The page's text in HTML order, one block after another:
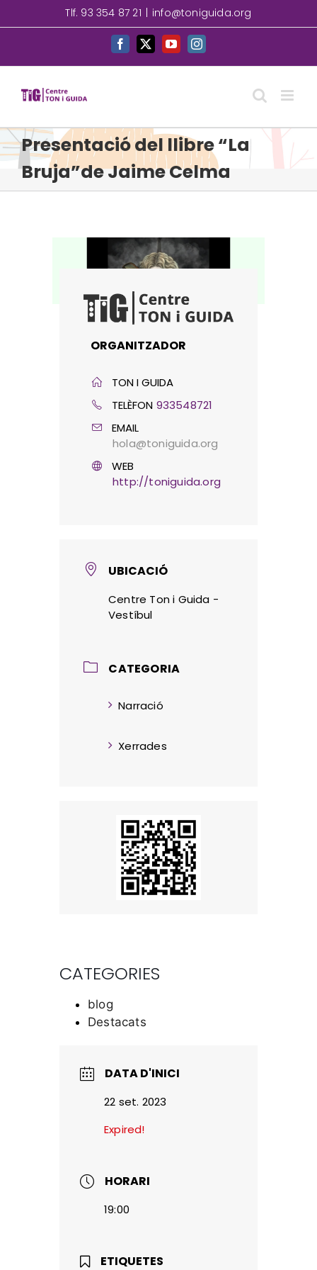
to
Tlf. 93 354 87 21 info@toniguida.org
Facebook
X YouTubeInstagram
Presentació del llibre “La
Bruja”de Jaime Celma
ORGANITZADOR
TON I GUIDA
TELÈFON 933548721
EMAIL
hola@toniguida.org
WEB
http://toniguida.org
UBICACIÓ
Centre Ton i Guida -
Vestíbul
CATEGORIA
Narració
Xerrades
CATEGORIES
blog
Destacats
DATA D'INICI
22 set. 2023
Expired!
HORARI
19:00
ETIQUETES